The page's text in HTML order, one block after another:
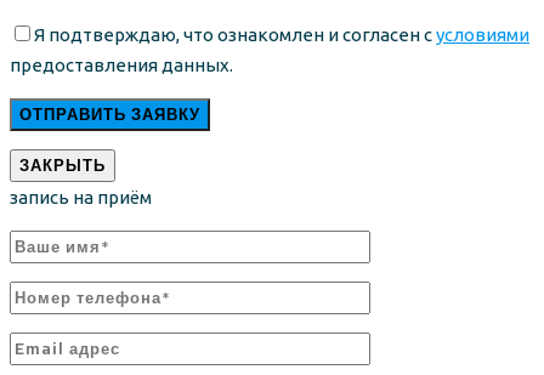
Я подтверждаю, что ознакомлен и согласен сусловиями
предоставления данных.
ЗАКРЫТЬ
запись на приём